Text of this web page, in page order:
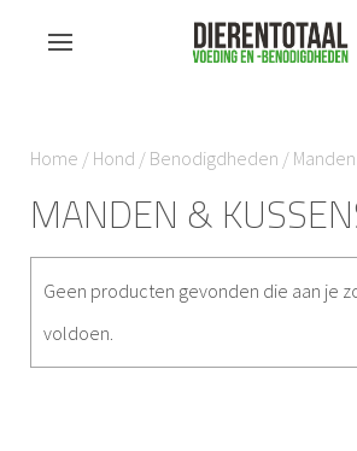
Home / Hond / Benodigdheden /
MANDEN &
Geen producten gevonden die aan je
voldoen.